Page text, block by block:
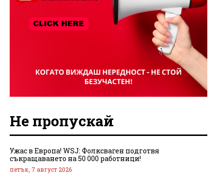
Не пропускай
Ужас в Европа! WSJ: Фолксваген подготвя
съкращаването на 50 000 работници!
петък, 7 август 2026